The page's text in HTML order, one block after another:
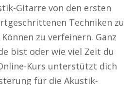
Gitarre von den ersten
Techniken zu
zu verfeinern. Ganz
bist oder wie viel Zeit du
Kurs unterstützt dich
für die Akustik-